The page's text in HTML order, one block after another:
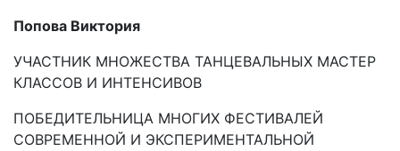
Попова Виктория
УЧАСТНИК МНОЖЕСТВА ТАНЦЕВАЛЬНЫХ МАСТЕР
КЛАССОВ И ИНТЕНСИВОВ
ПОБЕДИТЕЛЬНИЦА МНОГИХ ФЕСТИВАЛЕЙ
СОВРЕМЕННОЙ И ЭКСПЕРИМЕНТАЛЬНОЙ